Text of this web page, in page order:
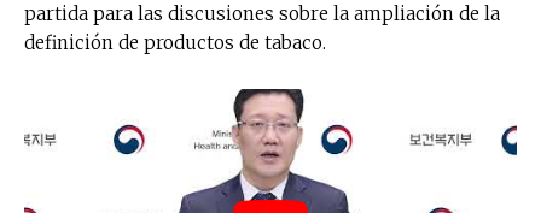
partida para las discusiones sobre la ampliación de la
definición de productos de tabaco.